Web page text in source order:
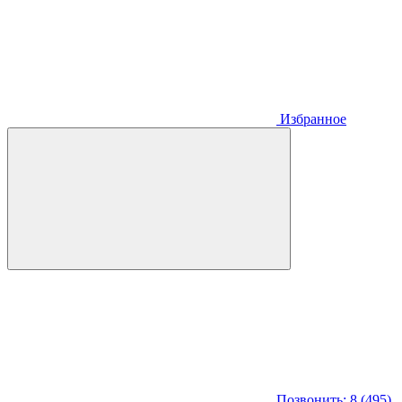
Избранное